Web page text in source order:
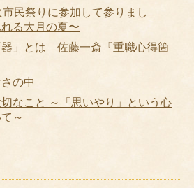
民祭りに参加して参りまし
る大月の夏〜
器」とは 佐藤一斎『重職心得箇
の中
なこと ～「思いやり」という心
～